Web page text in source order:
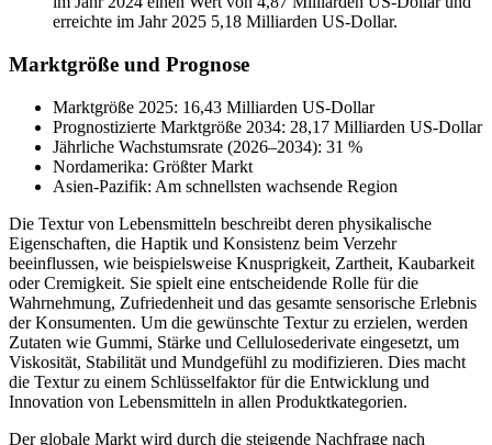
erreichte im Jahr 2025 5,18 Milliarden US-Dollar.
Marktgröße und Prognose
Marktgröße 2025: 16,43 Milliarden US-Dollar
Prognostizierte Marktgröße 2034: 28,17 Milliarden US-Dollar
Jährliche Wachstumsrate (2026–2034): 31 %
Nordamerika: Größter Markt
Asien-Pazifik: Am schnellsten wachsende Region
Die Textur von Lebensmitteln beschreibt deren physikalische
Eigenschaften, die Haptik und Konsistenz beim Verzehr
beeinflussen, wie beispielsweise Knusprigkeit, Zartheit, Kaubarkeit
oder Cremigkeit. Sie spielt eine entscheidende Rolle für die
Wahrnehmung, Zufriedenheit und das gesamte sensorische Erlebnis
der Konsumenten. Um die gewünschte Textur zu erzielen, werden
Zutaten wie Gummi, Stärke und Cellulosederivate eingesetzt, um
Viskosität, Stabilität und Mundgefühl zu modifizieren. Dies macht
die Textur zu einem Schlüsselfaktor für die Entwicklung und
Innovation von Lebensmitteln in allen Produktkategorien.
Der globale Markt wird durch die steigende Nachfrage nach